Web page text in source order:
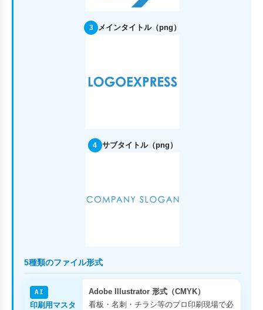
3 メインタイトル（png）
4 サブタイトル（png）
5種類のファイル形式
AI
印刷用マスタ
Adobe Illustrator 形式（CMYK）
看板・名刺・チラシ等のプロ印刷現場で必